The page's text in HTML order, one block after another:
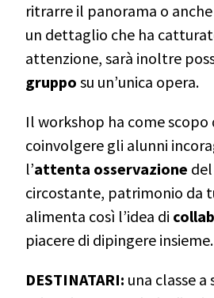
ritrarre il panorama o
un dettaglio che ha
attenzione, sarà inoltre
gruppo su un’unica opera.
Il workshop ha come scopo
coinvolgere gli alunni
l’attenta osservazione
circostante, patrimonio da
alimenta così l’idea di
piacere di dipingere insieme.
DESTINATARI: una classe a